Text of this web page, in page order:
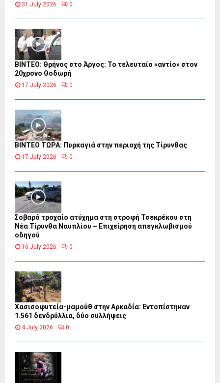
31 July 2026 0
ΒΙΝΤΕΟ: Θρήνος στο Άργος: Το τελευταίο «αντίο» στον
20χρονο Θοδωρή
17 July 2026 0
ΒΙΝΤΕΟ ΤΩΡΑ: Πυρκαγιά στην περιοχή της Τίρυνθας
17 July 2026 0
Σοβαρό τροχαίο ατύχημα στη στροφή Τσεκρέκου στη
Νέα Τίρυνθα Ναυπλίου – Επιχείρηση απεγκλωβισμού
οδηγού
16 July 2026 0
Χασισοφυτεία-μαμούθ στην Αρκαδία: Εντοπίστηκαν
1.561 δενδρύλλια, δύο συλλήψεις
4 July 2026 0